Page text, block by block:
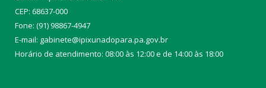
CEP: 68637-000
Fone: (91) 98867-4947
E-mail: gabinete@ipixunadopara.pa.gov.br
Horário de atendimento: 08:00 às 12:00 e de 14:00 às 18:00